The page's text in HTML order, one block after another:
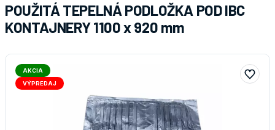
POUŽITÁ TEPELNÁ PODLOŽKA POD IBC
KONTAJNERY 1100 x 920 mm
AKCIA
VÝPREDAJ